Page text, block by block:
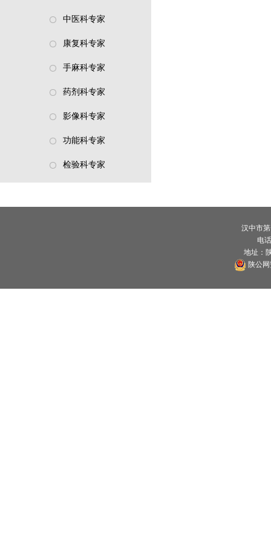
中医科专家
康复科专家
手麻科专家
药剂科专家
影像科专家
功能科专家
检验科专家
汉中市
电
地址：
陕公网